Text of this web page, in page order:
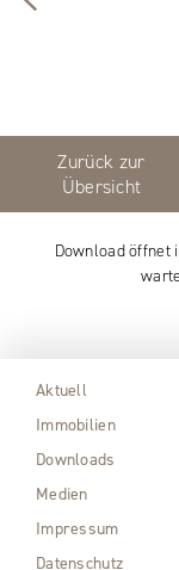
Zurück zur
Übersicht
Download öffnet
Aktuell
Immobilien
Downloads
Medien
Impressum
Datenschutz